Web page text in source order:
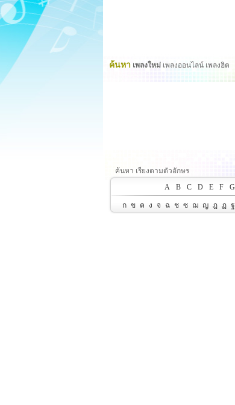
ค้นหา เพลงใหม่ เพลงออนไลน์ เพลงฮิต
ค้นหา เรียงตามตัวอักษร
A
B C D E F G
ก ข ค ง จ ฉ ช ซ ฌ ญ ฎ ฏ ฐ